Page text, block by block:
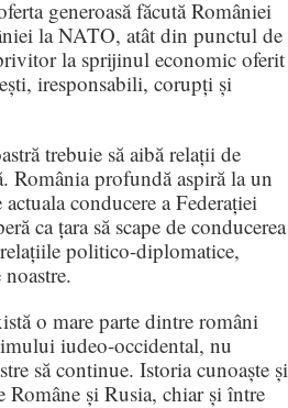
generoasă făcută României
la NATO, atât din punctul de
la sprijinul economic oferit
iresponsabili, corupți și
trebuie să aibă relații de
România profundă aspiră la un
conducere a Federației
ca țara să scape de conducerea
relațiile politico-diplomatice,
o mare parte dintre români
iudeo-occidental, nu
să continue. Istoria cunoaște și
Române și Rusia, chiar și între